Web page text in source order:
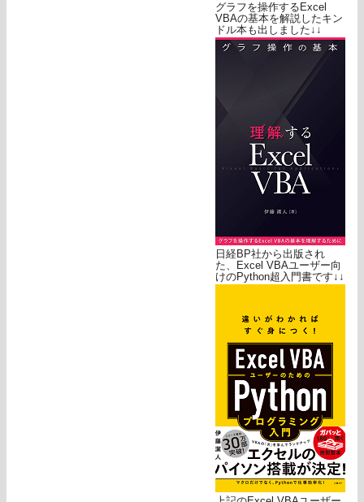
グラフを操作するExcel
VBAの基本を解説したキン
ドル本も出しました↓↓
日経BP社から出版され
た、Excel VBAユーザー向
けのPython超入門書です↓↓